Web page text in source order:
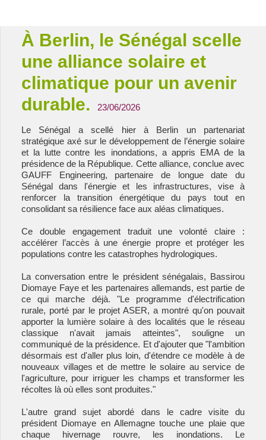
À Berlin, le Sénégal scelle
une alliance solaire et
climatique pour un avenir
durable.
23/06/2026
Le Sénégal a scellé hier à Berlin un partenariat
stratégique axé sur le développement de l’énergie solaire
et la lutte contre les inondations, a appris EMA de la
présidence de la République. Cette alliance, conclue avec
GAUFF Engineering, partenaire de longue date du
Sénégal dans l'énergie et les infrastructures, vise à
renforcer la transition énergétique du pays tout en
consolidant sa résilience face aux aléas climatiques.
Ce double engagement traduit une volonté claire :
accélérer l’accès à une énergie propre et protéger les
populations contre les catastrophes hydrologiques.
La conversation entre le président sénégalais, Bassirou
Diomaye Faye et les partenaires allemands, est partie de
ce qui marche déjà. "Le programme d'électrification
rurale, porté par le projet ASER, a montré qu'on pouvait
apporter la lumière solaire à des localités que le réseau
classique n'avait jamais atteintes", souligne un
communiqué de la présidence. Et d'ajouter que "l'ambition
désormais est d'aller plus loin, d'étendre ce modèle à de
nouveaux villages et de mettre le solaire au service de
l'agriculture, pour irriguer les champs et transformer les
récoltes là où elles sont produites."
L'autre grand sujet abordé dans le cadre visite du
président Diomaye en Allemagne touche une plaie que
chaque hivernage rouvre, les inondations. Le